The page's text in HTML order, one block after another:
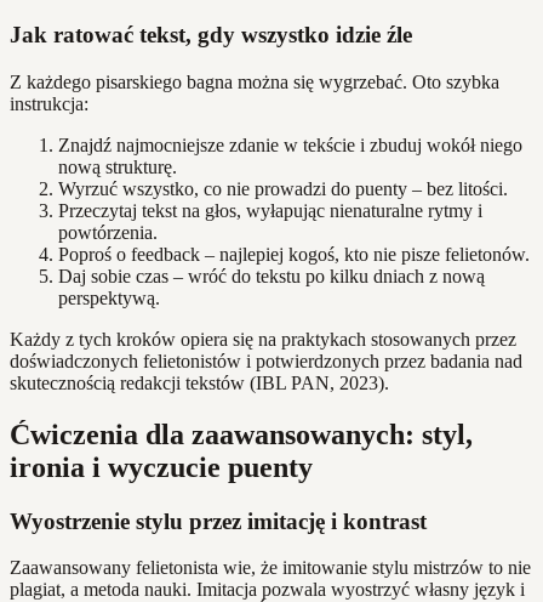
Jak ratować tekst, gdy wszystko idzie źle
Z każdego pisarskiego bagna można się wygrzebać. Oto szybka
instrukcja:
Znajdź najmocniejsze zdanie w tekście i zbuduj wokół niego
nową strukturę.
Wyrzuć wszystko, co nie prowadzi do puenty – bez litości.
Przeczytaj tekst na głos, wyłapując nienaturalne rytmy i
powtórzenia.
Poproś o feedback – najlepiej kogoś, kto nie pisze felietonów.
Daj sobie czas – wróć do tekstu po kilku dniach z nową
perspektywą.
Każdy z tych kroków opiera się na praktykach stosowanych przez
doświadczonych felietonistów i potwierdzonych przez badania nad
skutecznością redakcji tekstów (IBL PAN, 2023).
Ćwiczenia dla zaawansowanych: styl,
ironia i wyczucie puenty
Wyostrzenie stylu przez imitację i kontrast
Zaawansowany felietonista wie, że imitowanie stylu mistrzów to nie
plagiat, a metoda nauki. Imitacja pozwala wyostrzyć własny język i